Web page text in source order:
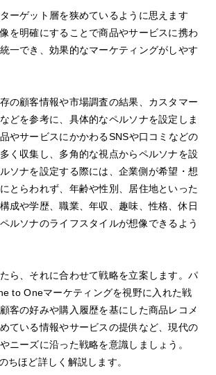
ーゲット層を狭めているように思えます
を明確にすることで商品やサービスに携わ
一でき、効果的なマーケティングがしやす
の顧客情報や市場調査の結果、カスタマー
どを参考に、具体的なペルソナを設定しま
やサービスにかかわるSNSや口コミなどの
く収集し、多角的な視点からペルソナを設
ソナを設定する際には、企業側が希望・想
とらわれず、年齢や性別、居住地といった
成や学歴、職業、年収、趣味、性格、休日
ルソナのライフスタイルが想像できるよう
ら、それに合わせて戦略を立案します。パ
to Oneマーケティングを視野に入れた戦
客の好みや購入履歴を基にした商品レコメ
ている情報やサービスの提供など、現代の
ニーズに沿った戦略を意識しましょう。
ちほど詳しく解説します。